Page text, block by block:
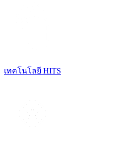
เทคโนโลยี HITS